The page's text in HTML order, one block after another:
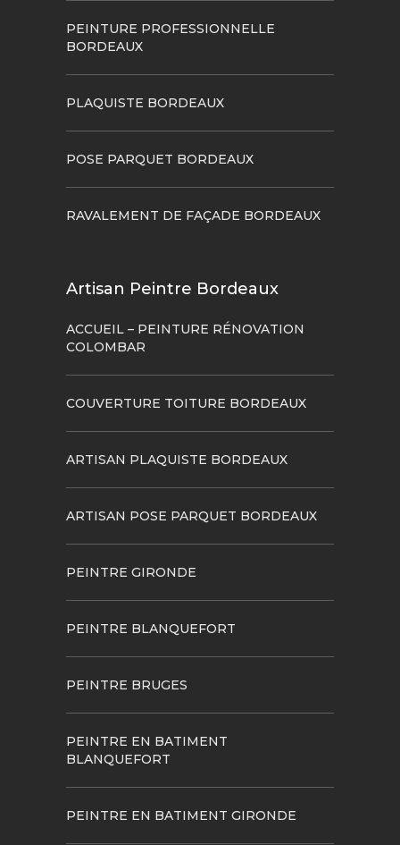
PEINTURE PROFESSIONNELLE
BORDEAUX
PLAQUISTE BORDEAUX
POSE PARQUET BORDEAUX
RAVALEMENT DE FAÇADE BORDEAUX
Artisan Peintre Bordeaux
ACCUEIL – PEINTURE RÉNOVATION
COLOMBAR
COUVERTURE TOITURE BORDEAUX
ARTISAN PLAQUISTE BORDEAUX
ARTISAN POSE PARQUET BORDEAUX
PEINTRE GIRONDE
PEINTRE BLANQUEFORT
PEINTRE BRUGES
PEINTRE EN BATIMENT
BLANQUEFORT
PEINTRE EN BATIMENT GIRONDE